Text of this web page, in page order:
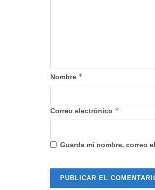
Nombre *
Correo electrónico *
Guarda mi nombre, correo